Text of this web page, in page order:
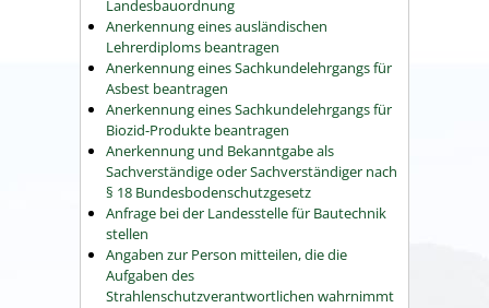
Landesbauordnung
Anerkennung eines ausländischen
Lehrerdiploms beantragen
Anerkennung eines Sachkundelehrgangs für
Asbest beantragen
Anerkennung eines Sachkundelehrgangs für
Biozid-Produkte beantragen
Anerkennung und Bekanntgabe als
Sachverständige oder Sachverständiger nach
§ 18 Bundesbodenschutzgesetz
Anfrage bei der Landesstelle für Bautechnik
stellen
Angaben zur Person mitteilen, die die
Aufgaben des
Strahlenschutzverantwortlichen wahrnimmt